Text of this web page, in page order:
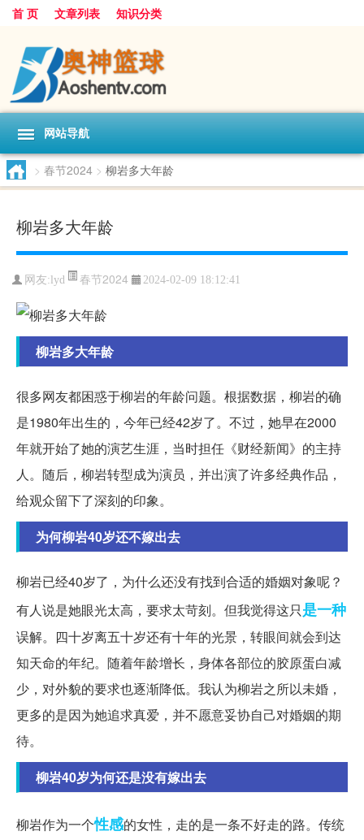
首 页 文章列表 知识分类
网站导航
> 春节2024 > 柳岩多大年龄
柳岩多大年龄
网友:lyd 春节2024 2024-02-09 18:12:41
柳岩多大年龄
很多网友都困惑于柳岩的年龄问题。根据数据，柳岩的确
是1980年出生的，今年已经42岁了。不过，她早在2000
年就开始了她的演艺生涯，当时担任《财经新闻》的主持
人。随后，柳岩转型成为演员，并出演了许多经典作品，
给观众留下了深刻的印象。
为何柳岩40岁还不嫁出去
柳岩已经40岁了，为什么还没有找到合适的婚姻对象呢？
有人说是她眼光太高，要求太苛刻。但我觉得这只是一种
误解。四十岁离五十岁还有十年的光景，转眼间就会到达
知天命的年纪。随着年龄增长，身体各部位的胶原蛋白减
少，对外貌的要求也逐渐降低。我认为柳岩之所以未婚，
更多的是因为她追求真爱，并不愿意妥协自己对婚姻的期
待。
柳岩40岁为何还是没有嫁出去
柳岩作为一个性感的女性，走的是一条不好走的路。传统